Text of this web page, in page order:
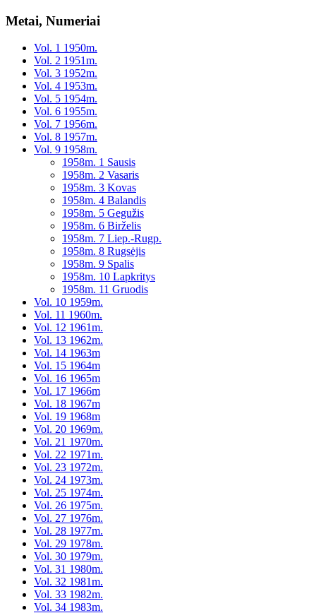
Metai, Numeriai
Vol. 1 1950m.
Vol. 2 1951m.
Vol. 3 1952m.
Vol. 4 1953m.
Vol. 5 1954m.
Vol. 6 1955m.
Vol. 7 1956m.
Vol. 8 1957m.
Vol. 9 1958m.
1958m. 1 Sausis
1958m. 2 Vasaris
1958m. 3 Kovas
1958m. 4 Balandis
1958m. 5 Gegužis
1958m. 6 Birželis
1958m. 7 Liep.-Rugp.
1958m. 8 Rugsėjis
1958m. 9 Spalis
1958m. 10 Lapkritys
1958m. 11 Gruodis
Vol. 10 1959m.
Vol. 11 1960m.
Vol. 12 1961m.
Vol. 13 1962m.
Vol. 14 1963m
Vol. 15 1964m
Vol. 16 1965m
Vol. 17 1966m
Vol. 18 1967m
Vol. 19 1968m
Vol. 20 1969m.
Vol. 21 1970m.
Vol. 22 1971m.
Vol. 23 1972m.
Vol. 24 1973m.
Vol. 25 1974m.
Vol. 26 1975m.
Vol. 27 1976m.
Vol. 28 1977m.
Vol. 29 1978m.
Vol. 30 1979m.
Vol. 31 1980m.
Vol. 32 1981m.
Vol. 33 1982m.
Vol. 34 1983m.